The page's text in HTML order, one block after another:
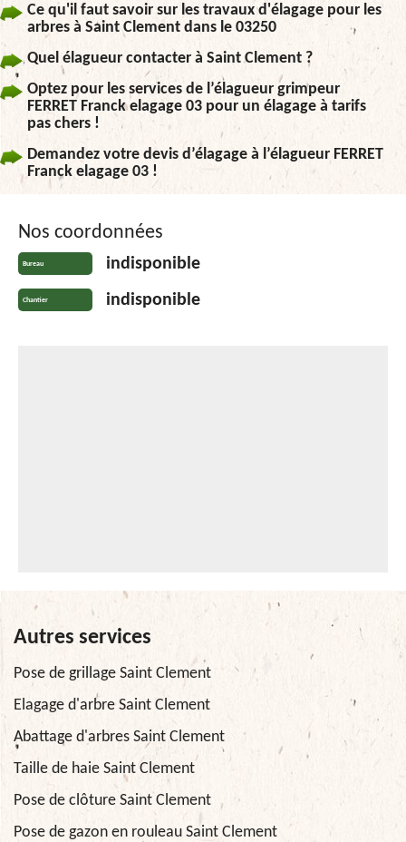
Ce qu'il faut savoir sur les travaux d'élagage pour les
arbres à Saint Clement dans le 03250
Quel élagueur contacter à Saint Clement ?
Optez pour les services de l’élagueur grimpeur
FERRET Franck elagage 03 pour un élagage à tarifs
pas chers !
Demandez votre devis d’élagage à l’élagueur FERRET
Franck elagage 03 !
Nos coordonnées
Bureau indisponible
Chantier indisponible
Autres services
Pose de grillage Saint Clement
Elagage d'arbre Saint Clement
Abattage d'arbres Saint Clement
Taille de haie Saint Clement
Pose de clôture Saint Clement
Pose de gazon en rouleau Saint Clement